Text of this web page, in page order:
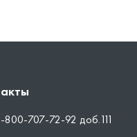
800-707-72-92 доб.111